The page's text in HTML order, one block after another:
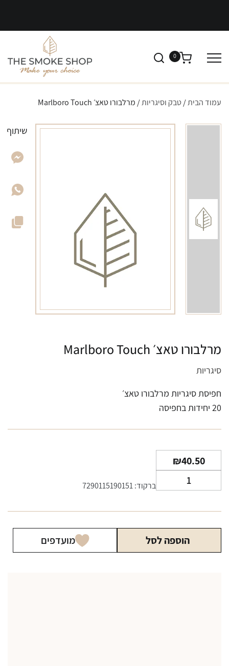
0
עמוד הבית/טבק וסיגריות/ מרלבורו טאצ׳ Marlboro Touch
מרלבורו טאצ׳ Marlboro Touch
סיגריות
חפיסת סיגריות מרלבורו טאצ׳
20 יחידות בחפיסה
₪40.50
של
ברקוד: 7290115190151
הוספה לסל מועדפים
שיתוף